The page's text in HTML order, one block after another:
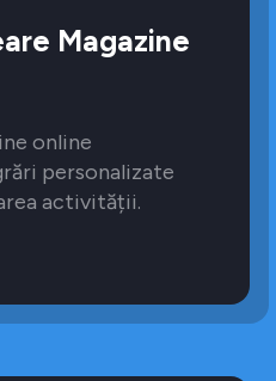
Magazine
online
personalizate
activității.